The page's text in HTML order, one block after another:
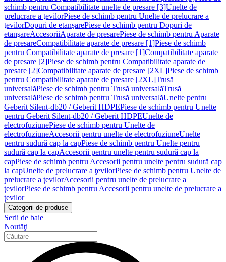
schimb pentru Compatibilitate unelte de presare [3]Unelte de
prelucrare a ţevilorPiese de schimb pentru Unelte de prelucrare a
ţevilorDopuri de etanşarePiese de schimb pentru Dopuri de
etanşareAccesoriiAparate de presarePiese de schimb pentru Aparate
de presareCompatibilitate aparate de presare [1]Piese de schimb
pentru Compatibilitate aparate de presare [1]Compatibilitate aparate
de presare [2]Piese de schimb pentru Compatibilitate aparate de
presare [2]Compatibilitate aparate de presare [2XL]Piese de schimb
pentru Compatibilitate aparate de presare [2XL]Trusă
universalăPiese de schimb pentru Trusă universalăTrusă
universalăPiese de schimb pentru Trusă universalăUnelte pentru
Geberit Silent-db20 / Geberit HDPEPiese de schimb pentru Unelte
pentru Geberit Silent-db20 / Geberit HDPEUnelte de
electrofuziunePiese de schimb pentru Unelte de
electrofuziuneAccesorii pentru unelte de electrofuziuneUnelte
pentru sudură cap la capPiese de schimb pentru Unelte pentru
sudură cap la capAccesorii pentru unelte pentru sudură cap la
capPiese de schimb pentru Accesorii pentru unelte pentru sudură cap
la capUnelte de prelucrare a ţevilorPiese de schimb pentru Unelte de
prelucrare a ţevilorAccesorii pentru unelte de prelucrare a
ţevilorPiese de schimb pentru Accesorii pentru unelte de prelucrare a
ţevilor
Categorii de produse
Serii de baie
Noutăţi